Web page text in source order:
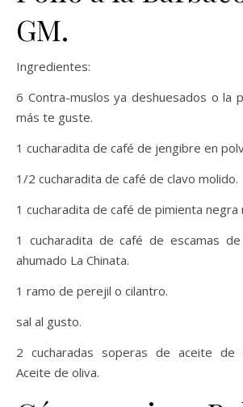
GM.
Ingredientes:
6 Contra-muslos ya deshuesados o la
más te guste.
1 cucharadita de café de jengibre en
1/2 cucharadita de café de clavo molido.
1 cucharadita de café de pimienta negra
1 cucharadita de café de escamas
ahumado La Chinata.
1 ramo de perejil o cilantro.
sal al gusto.
2 cucharadas soperas de aceite de
Aceite de oliva.